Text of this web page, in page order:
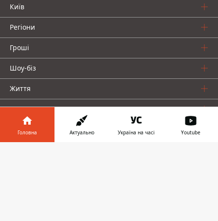
Київ
Регіони
Гроші
Шоу-біз
Життя
Про нас
Головна Актуально Україна на часі Youtube